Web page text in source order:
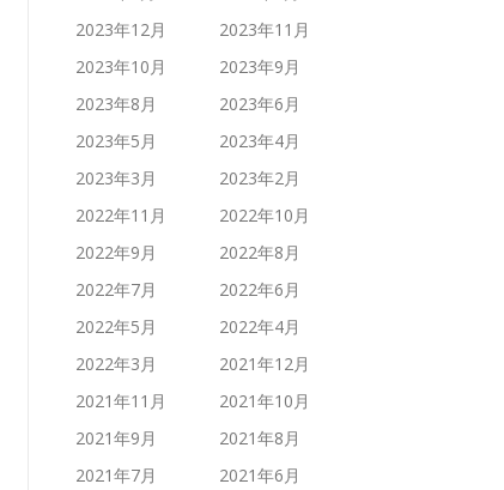
2023年12月
2023年11月
2023年10月
2023年9月
2023年8月
2023年6月
2023年5月
2023年4月
2023年3月
2023年2月
2022年11月
2022年10月
2022年9月
2022年8月
2022年7月
2022年6月
2022年5月
2022年4月
2022年3月
2021年12月
2021年11月
2021年10月
2021年9月
2021年8月
2021年7月
2021年6月